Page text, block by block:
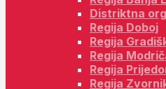
Distriktna
Regija Doboj
Regija
Regija
Regija
Regija